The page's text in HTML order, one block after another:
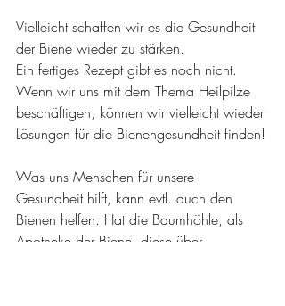
Vielleicht schaffen wir es die Gesundheit
der Biene wieder zu stärken.
Ein fertiges Rezept gibt es noch nicht.
Wenn wir uns mit dem Thema Heilpilze
beschäftigen, können wir vielleicht wieder
Lösungen für die Bienengesundheit finden!
Was uns Menschen für unsere
Gesundheit hilft, kann evtl. auch den
Bienen helfen. Hat die Baumhöhle, als
Apotheke der Biene, diese über